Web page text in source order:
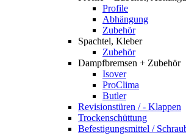
Profile
Abhängung
Zubehör
Spachtel, Kleber
Zubehör
Dampfbremsen + Zubehör
Isover
ProClima
Butler
Revisionstüren / - Klappen
Trockenschüttung
Befestigungsmittel /